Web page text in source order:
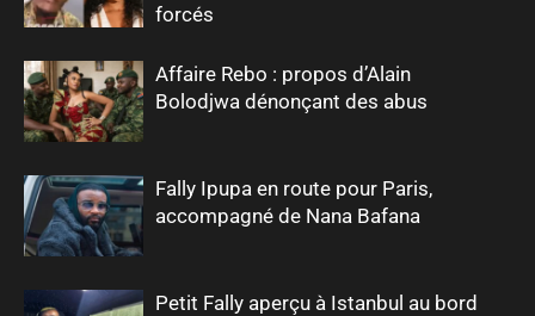
forcés
Affaire Rebo : propos d’Alain
Bolodjwa dénonçant des abus
Fally Ipupa en route pour Paris,
accompagné de Nana Bafana
Petit Fally aperçu à Istanbul au bord